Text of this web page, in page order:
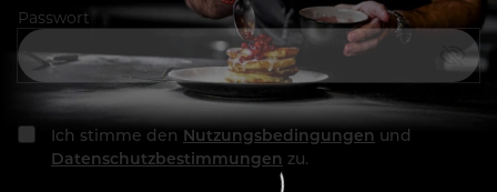
Passwort
Ich stimme den Nutzungsbedingungen und
Datenschutzbestimmungen zu.